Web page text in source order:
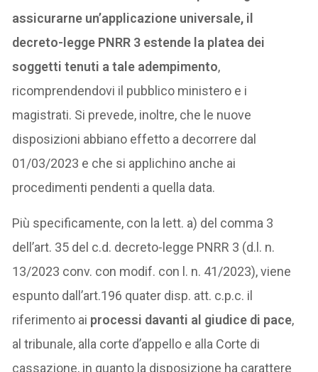
assicurarne un’applicazione universale, il
decreto-legge PNRR 3 estende la platea dei
soggetti tenuti a tale adempimento,
ricomprendendovi il pubblico ministero e i
magistrati. Si prevede, inoltre, che le nuove
disposizioni abbiano effetto a decorrere dal
01/03/2023 e che si applichino anche ai
procedimenti pendenti a quella data.
Più specificamente, con la lett. a) del comma 3
dell’art. 35 del c.d. decreto-legge PNRR 3 (d.l. n.
13/2023 conv. con modif. con l. n. 41/2023), viene
espunto dall’art.196 quater disp. att. c.p.c. il
riferimento ai processi davanti al giudice di pace,
al tribunale, alla corte d’appello e alla Corte di
cassazione, in quanto la disposizione ha carattere